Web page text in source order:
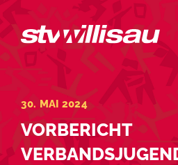
Zum
Inhalt
springen
30. MAI 2024
VORBERICHT